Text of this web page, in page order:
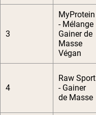
3
MyProtein
- Mélange
Gainer de
Masse
Végan
4
Raw Sport
- Gainer
de Masse